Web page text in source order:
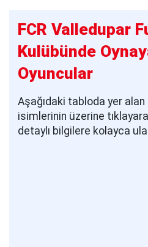
FCR Valledupar
Kulübünde
Oyuncular
Aşağıdaki tabloda yer
isimlerinin üzerine
detaylı bilgilere kolayca